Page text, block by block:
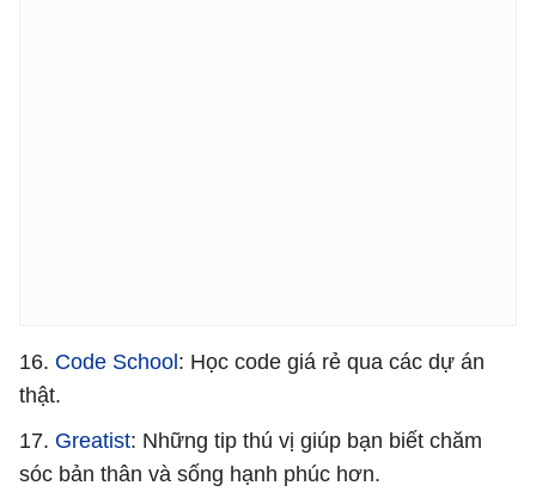
16. Code School: Học code giá rẻ qua các dự án
thật.
17. Greatist: Những tip thú vị giúp bạn biết chăm
sóc bản thân và sống hạnh phúc hơn.